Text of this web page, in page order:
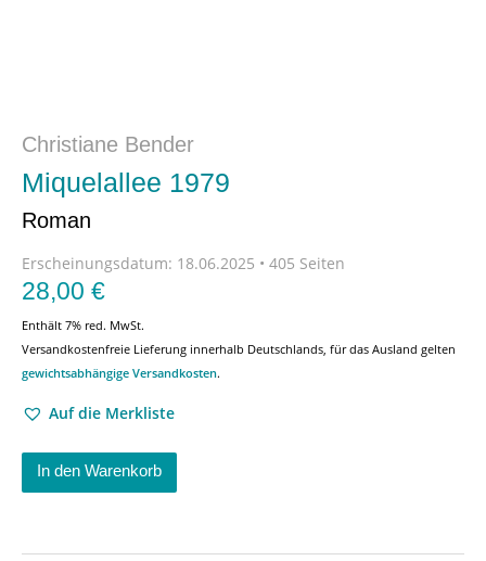
Christiane Bender
Miquelallee 1979
Roman
Erscheinungsdatum: 18.06.2025 • 405 Seiten
28,00 €
Enthält 7% red. MwSt.
Versandkostenfreie Lieferung innerhalb Deutschlands, für das Ausland gelten
gewichtsabhängige Versandkosten.
Auf die Merkliste
In den Warenkorb